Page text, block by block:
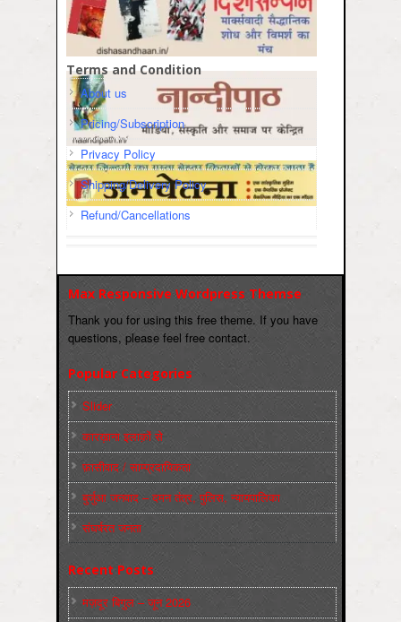
Terms and Condition
About us
Pricing/Subscription
Privacy Policy
Shipping/Delivery Policy
Refund/Cancellations
Max Responsive Wordpress Themse
Thank you for using this free theme. If you have
questions, please feel free contact.
Popular Categories
Slider
कारख़ाना इलाक़ों से
फ़ासीवाद / साम्‍प्रदायिकता
बुर्जुआ जनवाद – दमन तंत्र, पुलिस, न्‍यायपालिका
संघर्षरत जनता
Recent Posts
मज़दूर बिगुल – जून 2026